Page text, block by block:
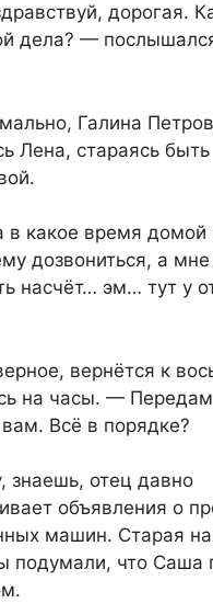
дорогая.
дела? —
Галина
Лена, стараясь быть
какое время домой
дозвониться, а
насчёт… эм… тут у
вернётся к
на часы. —
Всё в порядке?
отец давно
объявления о
машин. Старая
подумали, что Саша